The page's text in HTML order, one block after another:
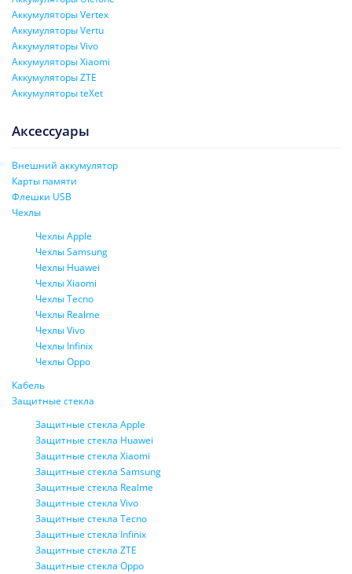
Аккумуляторы Vertex
Аккумуляторы Vertu
Аккумуляторы Vivo
Аккумуляторы Xiaomi
Аккумуляторы ZTE
Аккумуляторы teXet
Аксессуары
Внешний аккумулятор
Карты памяти
Флешки USB
Чехлы
Чехлы Apple
Чехлы Samsung
Чехлы Huawei
Чехлы Xiaomi
Чехлы Tecno
Чехлы Realme
Чехлы Vivo
Чехлы Infinix
Чехлы Oppo
Кабель
Защитные стекла
Защитные стекла Apple
Защитные стекла Huawei
Защитные стекла Xiaomi
Защитные стекла Samsung
Защитные стекла Realme
Защитные стекла Vivo
Защитные стекла Tecno
Защитные стекла Infinix
Защитные стекла ZTE
Защитные стекла Oppo